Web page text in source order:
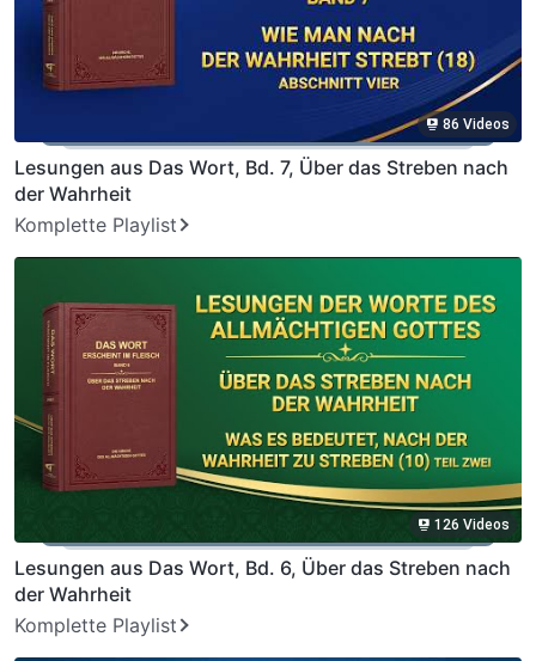
86 Videos
Lesungen aus Das Wort, Bd. 7, Über das Streben nach
der Wahrheit
Komplette Playlist
126 Videos
Lesungen aus Das Wort, Bd. 6, Über das Streben nach
der Wahrheit
Komplette Playlist